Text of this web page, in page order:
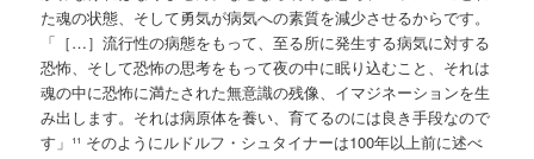
た魂の状態、そして勇気が病気への素質を減少させるからです。
「［…］流行性の病態をもって、至る所に発生する病気に対する
恐怖、そして恐怖の思考をもって夜の中に眠り込むこと、それは
魂の中に恐怖に満たされた無意識の残像、イマジネーションを生
み出します。それは病原体を養い、育てるのには良き手段なので
す」¹¹ そのようにルドルフ・シュタイナーは100年以上前に述べ